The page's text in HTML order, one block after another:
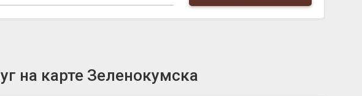
на карте Зеленокумска